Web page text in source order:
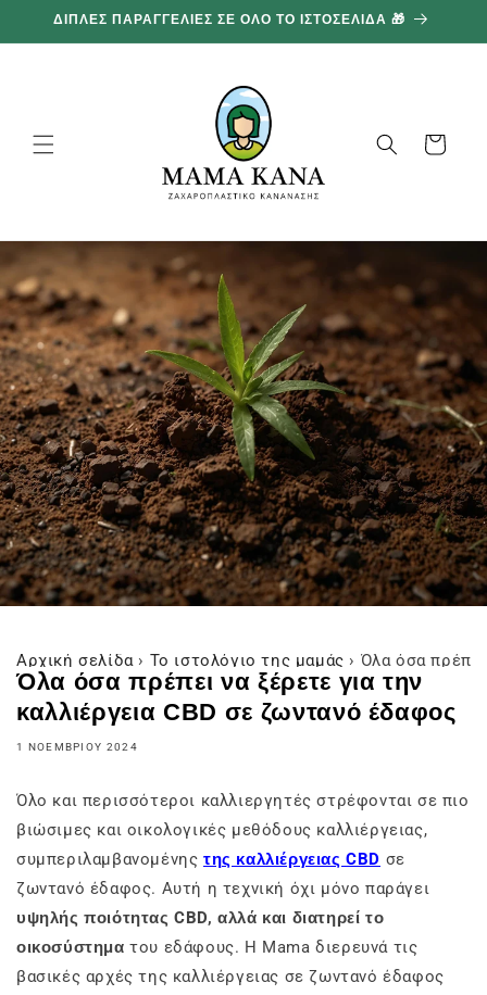
προχωρήστε
στο
ΔΙΠΛΕΣ ΠΑΡΑΓΓΕΛΙΕΣ ΣΕ ΟΛΟ ΤΟ ΙΣΤΟΣΕΛΙΔΑ 🎁
Καλάθι
Αρχική σελίδα › Το ιστολόγιο της μαμάς › Όλα όσα
Όλα όσα πρέπει να ξέρετε για την
καλλιέργεια CBD σε ζωντανό έδαφος
1 ΝΟΕΜΒΡΊΟΥ 2024
Όλο και περισσότεροι καλλιεργητές στρέφονται σε πιο
βιώσιμες και οικολογικές μεθόδους καλλιέργειας,
συμπεριλαμβανομένης της καλλιέργειας CBD σε
ζωντανό έδαφος. Αυτή η τεχνική όχι μόνο παράγει
υψηλής ποιότητας CBD, αλλά και διατηρεί το
οικοσύστημα του εδάφους. Η Mama διερευνά τις
βασικές αρχές της καλλιέργειας σε ζωντανό έδαφος